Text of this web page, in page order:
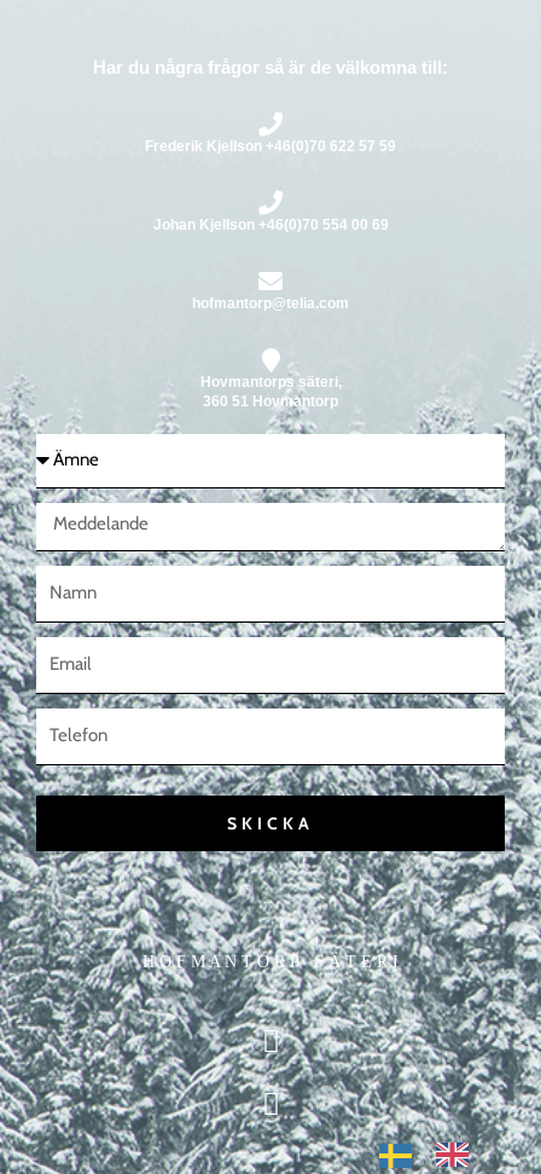
Har du några frågor så är de välkomna till:
Frederik Kjellson +46(0)70 622 57 59
Johan Kjellson +46(0)70 554 00 69
hofmantorp@telia.com
Hovmantorps säteri,
360 51 Hovmantorp
SKICKA
H O F M A N T O R P S Ä T E R I